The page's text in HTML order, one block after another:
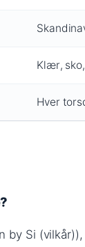
Klær,
Hver
by Si